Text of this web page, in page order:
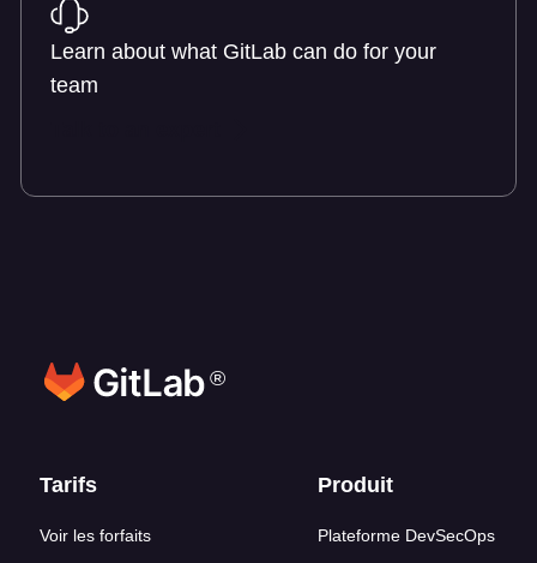
Learn about what GitLab can do for your
team
®
Liens en bas de page
Tarifs
Voir les forfaits
Produit
Plateforme DevSecOps